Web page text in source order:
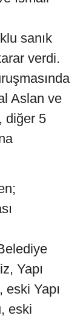
sanık
verdi.
Aslan ve
diğer 5
Yapı
Yapı
eski